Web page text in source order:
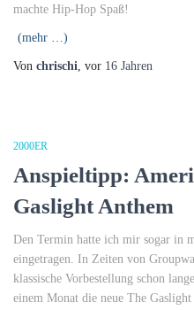
machte Hip-Hop Spaß!
(mehr …)
Von chrischi, vor 16 Jahren
2000ER
Anspieltipp:
Gaslight Anthem
Den Termin hatte ich mir sogar in
eingetragen. In Zeiten von
klassische Vorbestellung schon
einem Monat die neue The